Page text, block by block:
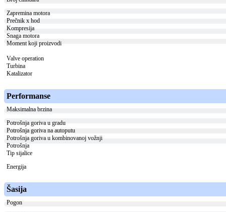
Zapremina motora
Prečnik x hod
Kompresija
Snaga motora
Moment koji proizvodi
Valve operation
Turbina
Katalizator
Performanse
Maksimalna brzina
Potrošnja goriva u gradu
Potrošnja goriva na autoputu
Potrošnja goriva u kombinovanoj vožnji
Potrošnja
Tip sijalice
Energija
Šasija
Pogon